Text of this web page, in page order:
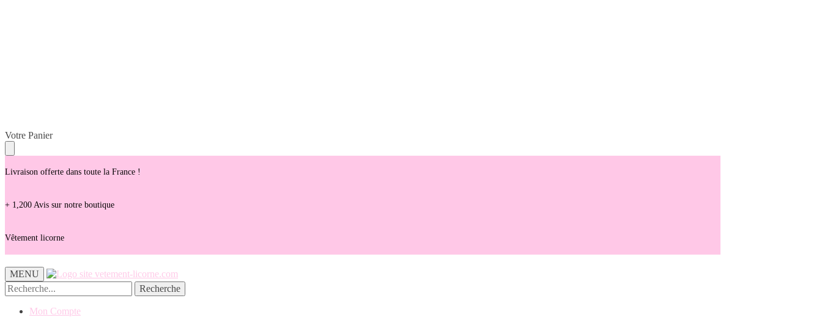
Skip
to
navigation
Skip
to
content
Votre Panier
Livraison offerte dans toute la France !
+ 1,200 Avis sur notre boutique
Vêtement licorne
MENU
Recherche
pour :
Recherche
Mon Compte